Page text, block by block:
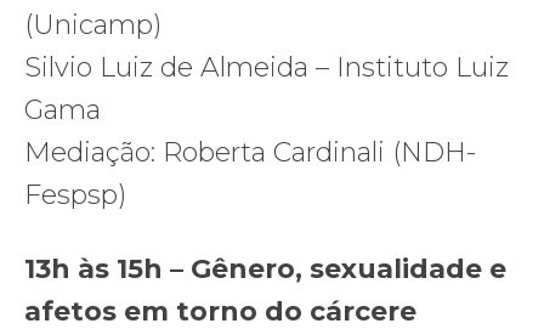
(Unicamp)
Silvio Luiz de Almeida – Instituto Luiz
Gama
Mediação: Roberta Cardinali (NDH-
Fespsp)
13h às 15h – Gênero, sexualidade e
afetos em torno do cárcere